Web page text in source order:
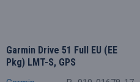
Garmin Drive 51 Full EU (EE
Pkg) LMT-S, GPS